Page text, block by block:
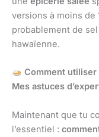
versions à moins de
probablement de
hawaïenne.
Comment utiliser
Mes astuces
Maintenant que tu
l’essentiel :